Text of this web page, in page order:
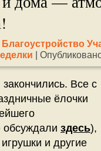
Благоустройство
|
Все с
ёлочки
обсуждали здесь),
и другие